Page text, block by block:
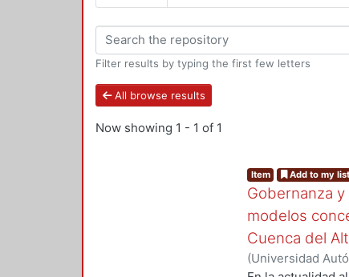
Filter results by typing the first few letters
All browse results
Now showing 1 - 1 of 1
Item Add to my list
Gobernanza
modelos
Cuenca del
(Universidad